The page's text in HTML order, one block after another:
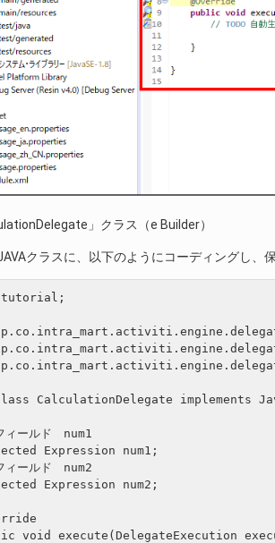
」クラス（e Builder）
クラスに、以下のようにコーディングし、
tutorial;
CalculationDelegate implements
ールド　num1
Expression num1;
ールド　num2
Expression num2;
void execute(DelegateExecution